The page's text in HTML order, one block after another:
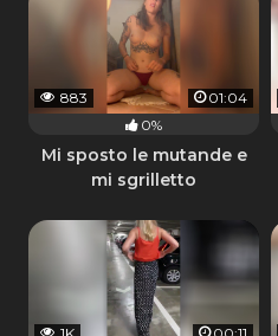
883
01:04
0%
Mi sposto le mutande e
mi sgrilletto